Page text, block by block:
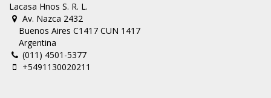
Lacasa Hnos S. R. L.
Av. Nazca 2432
Buenos Aires C1417 CUN 1417
Argentina
(011) 4501-5377
+5491130020211